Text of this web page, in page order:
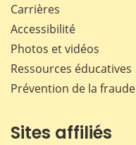
Carrières
Accessibilité
Photos et vidéos
Ressources éducatives
Prévention de la fraude
Sites affiliés